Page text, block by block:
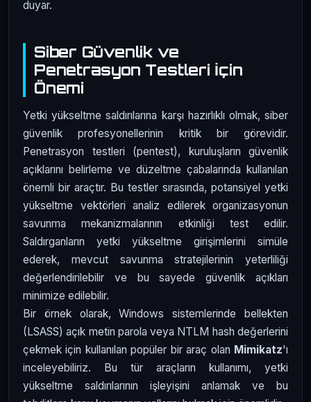
duyar.
Siber Güvenlik ve
Penetrasyon Testleri İçin
Önemi
Yetki yükseltme saldırılarına karşı hazırlıklı olmak, siber
güvenlik profesyonellerinin kritik bir görevidir.
Penetrasyon testleri (pentest), kuruluşların güvenlik
açıklarını belirleme ve düzeltme çabalarında kullanılan
önemli bir araçtır. Bu testler sırasında, potansiyel yetki
yükseltme vektörleri analiz edilerek organizasyonun
savunma mekanizmalarının etkinliği test edilir.
Saldırganların yetki yükseltme girişimlerini simüle
ederek, mevcut savunma stratejilerinin yeterliliği
değerlendirilebilir ve bu sayede güvenlik açıkları
minimize edilebilir.
Bir örnek olarak, Windows sistemlerinde bellekten
(LSASS) açık metin parola veya NTLM hash değerlerini
çekmek için kullanılan popüler bir araç olan Mimikatz'ı
inceleyebiliriz. Bu tür araçların kullanımı, yetki
yükseltme saldırılarının işleyişini anlamak ve bu